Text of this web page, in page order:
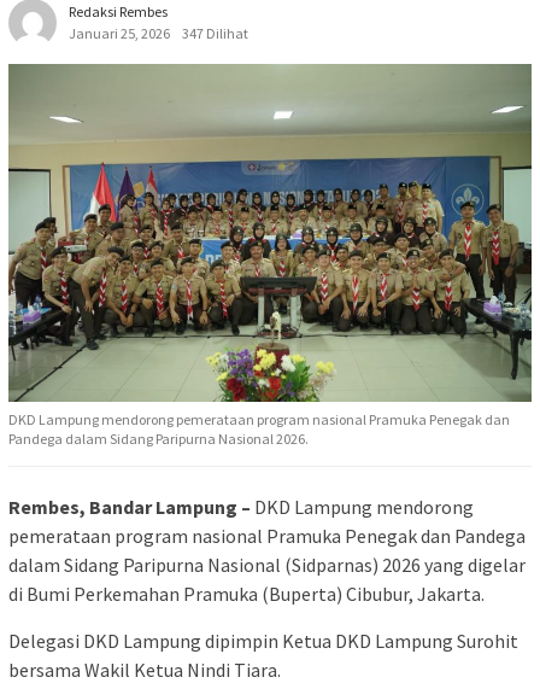
Redaksi Rembes
Januari 25, 2026
347 Dilihat
DKD Lampung mendorong pemerataan program nasional Pramuka Penegak dan
Pandega dalam Sidang Paripurna Nasional 2026.
Rembes, Bandar Lampung – DKD Lampung mendorong
pemerataan program nasional Pramuka Penegak dan Pandega
dalam Sidang Paripurna Nasional (Sidparnas) 2026 yang digelar
di Bumi Perkemahan Pramuka (Buperta) Cibubur, Jakarta.
Delegasi DKD Lampung dipimpin Ketua DKD Lampung Surohit
bersama Wakil Ketua Nindi Tiara.